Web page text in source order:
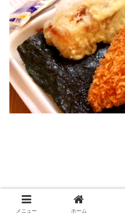
ご飯の上には 醤油味のおか
メニュー ホーム